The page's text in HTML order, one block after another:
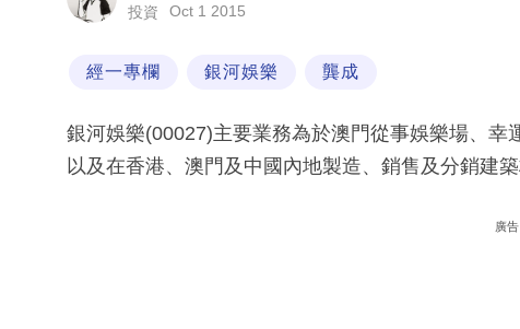
投資 Oct 1 2015
經一專欄 銀河娛樂 龔成
銀河娛樂(00027)主要業務為於澳門從事娛樂場、幸
以及在香港、澳門及中國內地製造、銷售及分銷建築
廣告